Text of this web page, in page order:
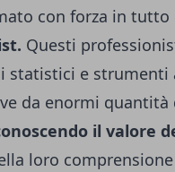
con forza in
Questi
statistici e strumenti
da enormi
il valore
loro